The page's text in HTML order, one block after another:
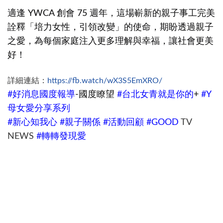
適逢 YWCA 創會 75 週年，這場嶄新的親子事工完美
詮釋「培力女性，引領改變」的使命，期盼透過親子
之愛，為每個家庭注入更多理解與幸福，讓社會更美
好！
詳細連結： https://fb.watch/wX3S5EmXRO/
#好消息國度報導-國度瞭望 #台北女青就是你的+ #Y
母女愛分享系列
#新心知我心 #親子關係 #活動回顧 #GOOD TV
NEWS #轉轉發現愛